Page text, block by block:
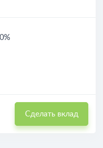
Сделать вклад